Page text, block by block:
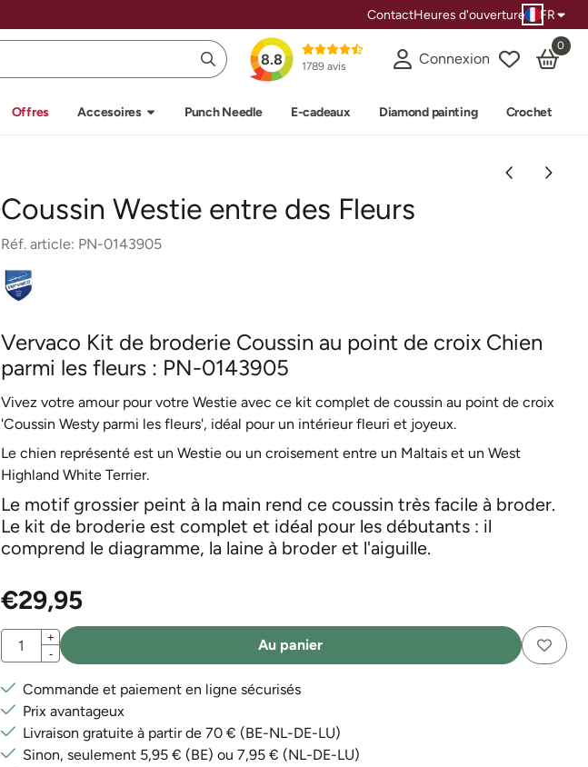
ContactHeures d'ouverture FR
8.8 1789 avis Connexion
0
Offres Accesoires Punch Needle E-cadeaux Diamond painting Crochet
Coussin Westie entre des Fleurs
Réf. article: PN-0143905
Vervaco Kit de broderie Coussin au point de croix Chien
parmi les fleurs : PN-0143905
Vivez votre amour pour votre Westie avec ce kit complet de coussin au point de croix
'Coussin Westy parmi les fleurs', idéal pour un intérieur fleuri et joyeux.
Le chien représenté est un Westie ou un croisement entre un Maltais et un West
Highland White Terrier.
Le motif grossier peint à la main rend ce coussin très facile à broder.
Le kit de broderie est complet et idéal pour les débutants : il
comprend le diagramme, la laine à broder et l'aiguille.
€29,95
Quantité
+
-
Au panier
Commande et paiement en ligne sécurisés
Prix avantageux
Livraison gratuite à partir de 70 € (BE-NL-DE-LU)
Sinon, seulement 5,95 € (BE) ou 7,95 € (NL-DE-LU)